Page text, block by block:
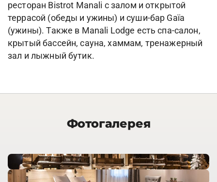
ресторан Bistrot Manali с залом и открытой
террасой (обеды и ужины) и суши-бар Gaïa
(ужины). Также в Manali Lodge есть спа-салон,
крытый бассейн, сауна, хаммам, тренажерный
зал и лыжный бутик.
Фотогалерея